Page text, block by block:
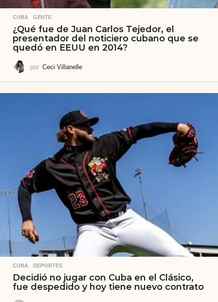
CUBA ,GENTE
¿Qué fue de Juan Carlos Tejedor, el
presentador del noticiero cubano que se
quedó en EEUU en 2014?
por Ceci Villanelle
CUBA ,DEPORTES
Decidió no jugar con Cuba en el Clásico,
fue despedido y hoy tiene nuevo contrato